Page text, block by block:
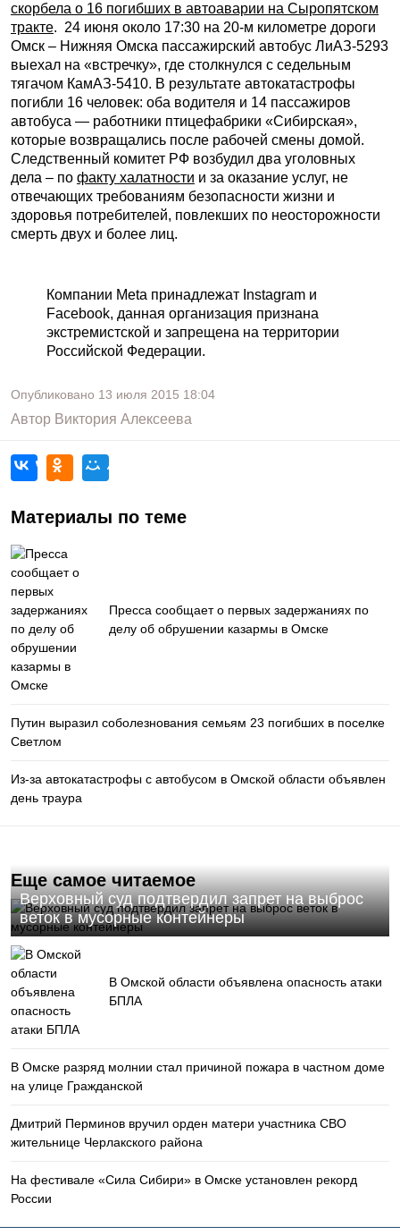
скорбела о 16 погибших в автоаварии на Сыропятском
тракте. 24 июня около 17:30 на 20-м километре дороги
Омск – Нижняя Омска пассажирский автобус ЛиАЗ-5293
выехал на «встречку», где столкнулся с седельным
тягачом КамАЗ-5410. В результате автокатастрофы
погибли 16 человек: оба водителя и 14 пассажиров
автобуса — работники птицефабрики «Сибирская»,
которые возвращались после рабочей смены домой.
Следственный комитет РФ возбудил два уголовных
дела – по факту халатности и за оказание услуг, не
отвечающих требованиям безопасности жизни и
здоровья потребителей, повлекших по неосторожности
смерть двух и более лиц.
Компании Meta принадлежат Instagram и
Facebook, данная организация признана
экстремистской и запрещена на территории
Российской Федерации.
Опубликовано 13 июля 2015 18:04
Автор Виктория Алексеева
Материалы по теме
Пресса сообщает о первых задержаниях по
делу об обрушении казармы в Омске
Путин выразил соболезнования семьям 23 погибших в поселке
Светлом
Из-за автокатастрофы с автобусом в Омской области объявлен
день траура
Еще самое читаемое
Верховный суд подтвердил запрет на выброс
веток в мусорные контейнеры
В Омской области объявлена опасность атаки
БПЛА
В Омске разряд молнии стал причиной пожара в частном доме
на улице Гражданской
Дмитрий Перминов вручил орден матери участника СВО
жительнице Черлакского района
На фестивале «Сила Сибири» в Омске установлен рекорд
России